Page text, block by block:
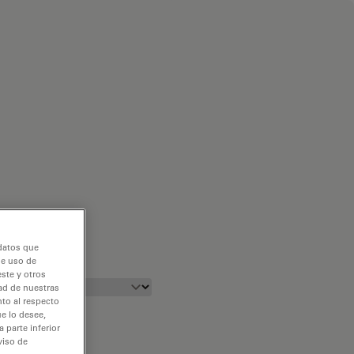
que
uso de
y otros
de nuestras
al respecto
lo desee,
parte inferior
de